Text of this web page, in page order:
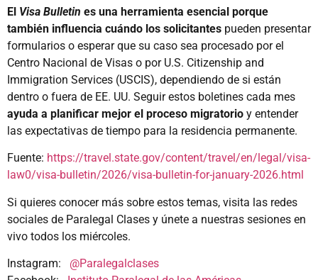
El Visa Bulletin es una herramienta esencial porque
también influencia cuándo los solicitantes pueden presentar
formularios o esperar que su caso sea procesado por el
Centro Nacional de Visas o por U.S. Citizenship and
Immigration Services (USCIS), dependiendo de si están
dentro o fuera de EE. UU. Seguir estos boletines cada mes
ayuda a planificar mejor el proceso migratorio y entender
las expectativas de tiempo para la residencia permanente.
Fuente: https://travel.state.gov/content/travel/en/legal/visa-
law0/visa-bulletin/2026/visa-bulletin-for-january-2026.html
Si quieres conocer más sobre estos temas, visita las redes
sociales de Paralegal Clases y únete a nuestras sesiones en
vivo todos los miércoles.
Instagram: @Paralegalclases